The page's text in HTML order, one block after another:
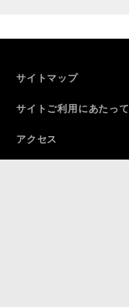
サイトマップ
サイトご利用にあたって
アクセス